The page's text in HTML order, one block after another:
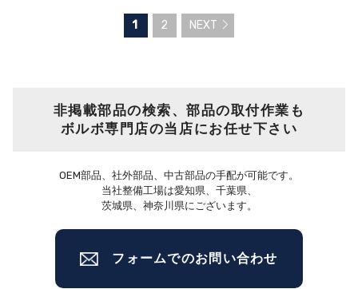
非掲載部品の検索、部品の取付作業も
ボルボ専門店の当店にお任せ下さい
OEM部品、社外部品、中古部品の手配が可能です。
当社整備工場は愛知県、千葉県、
茨城県、神奈川県にございます。
フォームでのお問い合わせ
1 2 NEXT